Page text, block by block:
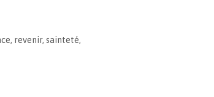
, revenir, sainteté,